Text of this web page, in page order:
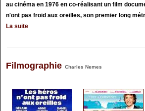
au cinéma en 1976 en co-réalisant un film
n'ont pas froid aux oreilles, son premier long
La suite
Filmographie Charles Nemes